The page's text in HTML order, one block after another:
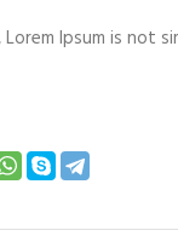
Ipsum is not